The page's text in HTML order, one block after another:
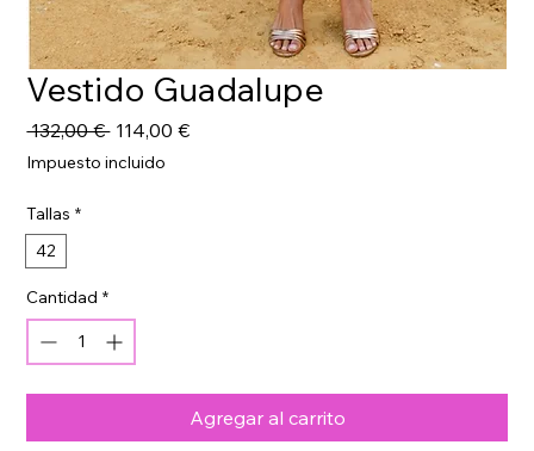
Vestido Guadalupe
132,00 € Precio
114,00 €Precio
Impuesto incluido
Tallas *
42
Cantidad *
Agregar al carrito